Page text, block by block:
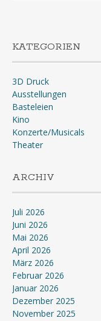
KATEGORIEN
3D Druck
Ausstellungen
Basteleien
Kino
Konzerte/Musicals
Theater
ARCHIV
Juli 2026
Juni 2026
Mai 2026
April 2026
März 2026
Februar 2026
Januar 2026
Dezember 2025
November 2025